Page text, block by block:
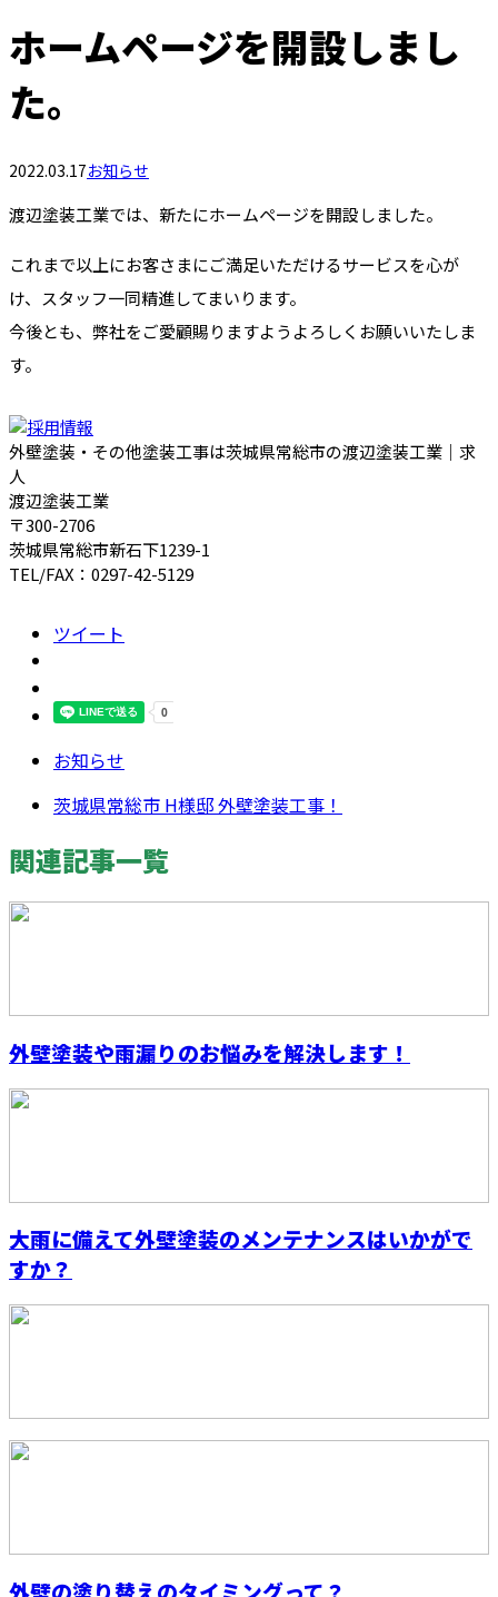
ホームページを開設しまし
た。
2022.03.17お知らせ
渡辺塗装工業では、新たにホームページを開設しました。
これまで以上にお客さまにご満足いただけるサービスを心が
け、スタッフ一同精進してまいります。
今後とも、弊社をご愛顧賜りますようよろしくお願いいたしま
す。
外壁塗装・その他塗装工事は茨城県常総市の渡辺塗装工業｜求
人
渡辺塗装工業
〒300-2706
茨城県常総市新石下1239-1
TEL/FAX：0297-42-5129
ツイート
お知らせ
茨城県常総市 H様邸 外壁塗装工事！
関連記事一覧
外壁塗装や雨漏りのお悩みを解決します！
大雨に備えて外壁塗装のメンテナンスはいかがで
すか？
外壁の塗り替えのタイミングって？